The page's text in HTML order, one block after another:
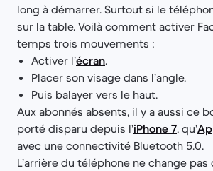
long à démarrer. Surtout si le
sur la table. Voilà comment activer
temps trois mouvements :
Activer l’écran.
Placer son visage dans l’angle.
Puis balayer vers le haut.
Aux abonnés absents, il y a aussi ce
porté disparu depuis l’iPhone 7, qu’
avec une connectivité Bluetooth 5.0.
L’arrière du téléphone ne change